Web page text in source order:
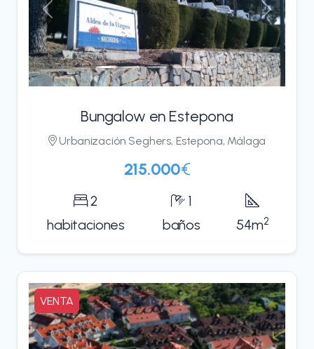
Anterior Siguiente
Bungalow en Estepona
Urbanización Seghers, Estepona, Málaga
215.000€
2
habitaciones
1
baños
54m2
VENTA